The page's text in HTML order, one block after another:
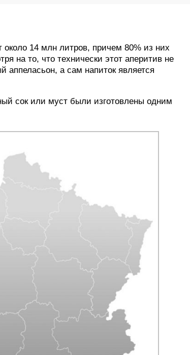
14 млн литров, причем 80% из них
на то, что технически этот аперитив не
аппеласьон, а сам напиток является
сок или муст были изготовлены одним